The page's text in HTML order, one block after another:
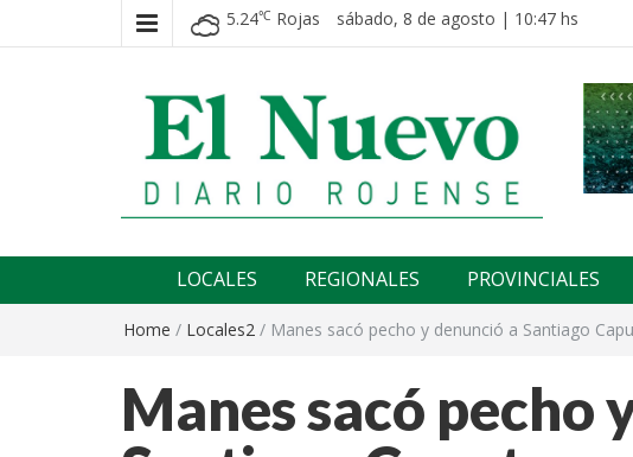
5.24℃ Rojas sábado, 8 de agosto | 10:47 hs
El nuevo rojense
LOCALES REGIONALES PROVINCIALES
Home / Locales2 / Manes sacó pecho y denunció a Santiago
Manes sacó pecho